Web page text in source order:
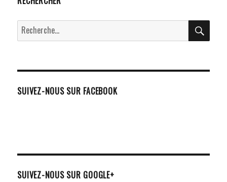
Recherche
pour :
SUIVEZ-NOUS SUR FACEBOOK
SUIVEZ-NOUS SUR GOOGLE+